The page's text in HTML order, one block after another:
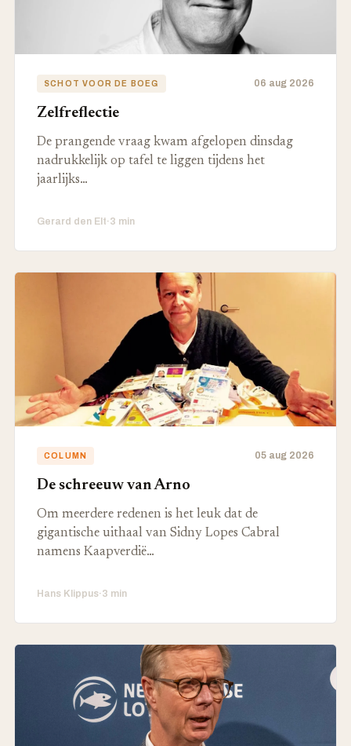
SCHOT VOOR DE BOEG 06 aug 2026
Zelfreflectie
De prangende vraag kwam afgelopen dinsdag
nadrukkelijk op tafel te liggen tijdens het
jaarlijks…
Gerard den Elt·3 min
COLUMN 05 aug 2026
De schreeuw van Arno
Om meerdere redenen is het leuk dat de
gigantische uithaal van Sidny Lopes Cabral
namens Kaapverdië…
Hans Klippus·3 min